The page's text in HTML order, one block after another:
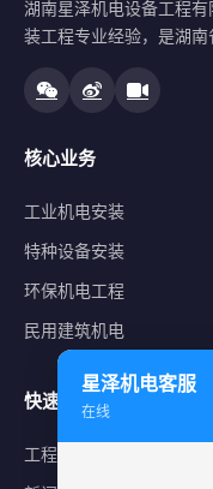
湖南星泽机电设备工程
装工程专业经验，是湖南
核心业务
工业机电安装
特种设备安装
环保机电工程
民用建筑机电
快速导航
工程案例
星泽机电客服
在线